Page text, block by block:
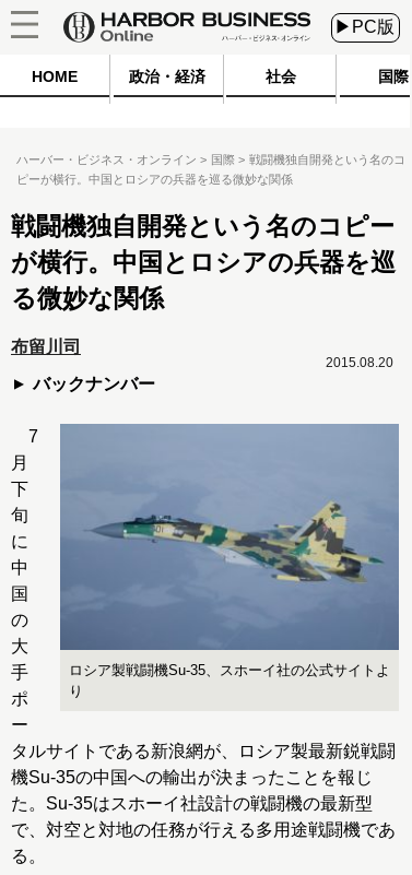
▶PC版
HOME 政治・経済 社会 国際
ハーバー・ビジネス・オンライン 国際
戦闘機独自開発という名のコ
ピーが横行。中国とロシアの兵器を巡る微妙な関係
戦闘機独自開発という名のコピー
が横行。中国とロシアの兵器を巡
る微妙な関係
布留川司
バックナンバー
2015.08.20
ロシア製戦闘機Su-35、スホーイ社の公式サイトよ
り
7
月
下
旬
に
中
国
の
大
手
ポ
ー
タルサイトである新浪網が、ロシア製最新鋭戦闘
機Su-35の中国への輸出が決まったことを報じ
た。Su-35はスホーイ社設計の戦闘機の最新型
で、対空と対地の任務が行える多用途戦闘機であ
る。